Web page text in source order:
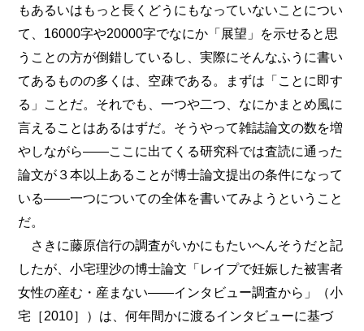
もあるいはもっと長くどうにもなっていないことについ
て、16000字や20000字でなにか「展望」を示せると思
うことの方が倒錯しているし、実際にそんなふうに書い
てあるものの多くは、空疎である。まずは「ことに即す
る」ことだ。それでも、一つや二つ、なにかまとめ風に
言えることはあるはずだ。そうやって雑誌論文の数を増
やしながら――ここに出てくる研究科では査読に通った
論文が３本以上あることが博士論文提出の条件になって
いる――一つについての全体を書いてみようということ
だ。
さきに藤原信行の調査がいかにもたいへんそうだと記
したが、小宅理沙の博士論文「レイプで妊娠した被害者
女性の産む・産まない――インタビュー調査から」（小
宅［2010］）は、何年間かに渡るインタビューに基づ